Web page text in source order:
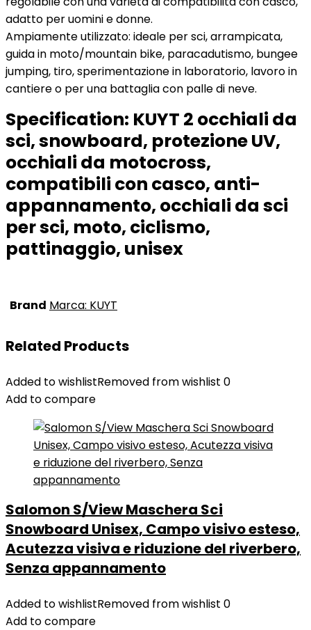
adatto per uomini e donne.
Ampiamente utilizzato: ideale per sci, arrampicata,
guida in moto/mountain bike, paracadutismo, bungee
jumping, tiro, sperimentazione in laboratorio, lavoro in
cantiere o per una battaglia con palle di neve.
Specification: KUYT 2 occhiali da
sci, snowboard, protezione UV,
occhiali da motocross,
compatibili con casco, anti-
appannamento, occhiali da sci
per sci, moto, ciclismo,
pattinaggio, unisex
Brand Marca: KUYT
Related Products
Added to wishlistRemoved from wishlist 0
Add to compare
Salomon S/View Maschera Sci
Snowboard Unisex, Campo visivo esteso,
Acutezza visiva e riduzione del riverbero,
Senza appannamento
Added to wishlistRemoved from wishlist 0
Add to compare